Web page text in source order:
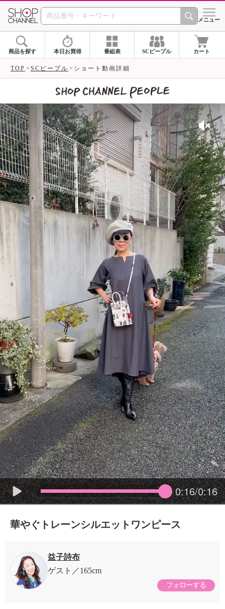
SHOP CHANNEL シメニュー
商品を探す 本日お買得 番組表 SCピープル カート
TOP SCピープル ショート動画詳細
0:16/0:16
華やぐトレーンシルエットワンピース
益子詩布
ゲスト
165cm
フォローする